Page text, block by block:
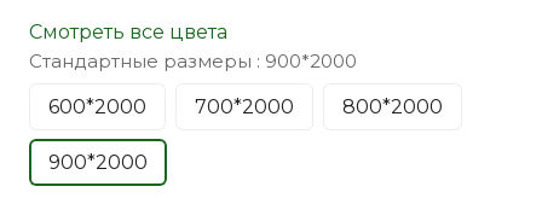
Смотреть все цвета
Стандартные размеры : 900*2000
600*2000
700*2000 800*2000
900*2000